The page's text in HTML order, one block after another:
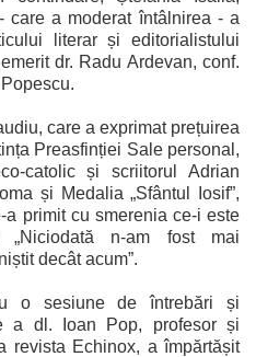
care a moderat întâlnirea - a
literar și editorialistului
dr. Radu Ardevan, conf.
care a exprimat prețuirea
Preasfinției Sale personal,
catolic și scriitorul Adrian
și Medalia „Sfântul Iosif”,
primit cu smerenia ce-i este
„Niciodată n-am fost mai
decât acum”.
o sesiune de întrebări și
a dl. Ioan Pop, profesor și
revista Echinox, a împărtășit